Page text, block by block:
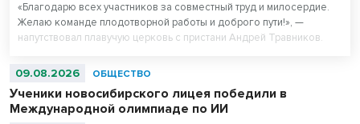
«Благодарю всех участников за совместный труд и милосердие.
Желаю команде плодотворной работы и доброго пути!», —
напутствовал плавучую церковь с пристани Андрей Травников.
09.08.2026 ОБЩЕСТВО
Ученики новосибирского лицея победили в
Международной олимпиаде по ИИ